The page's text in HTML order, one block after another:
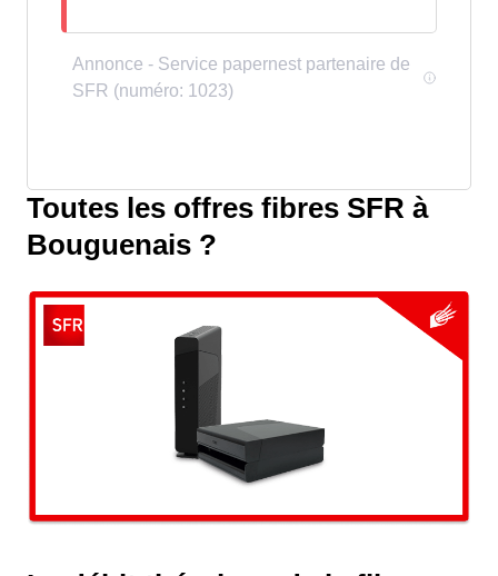
Toutes les offres fibres SFR à
Bouguenais ?